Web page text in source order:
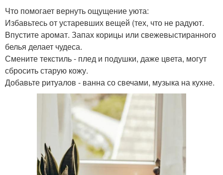
Что помогает вернуть ощущение уюта:
Избавьтесь от устаревших вещей (тех, что не радуют.
Впустите аромат. Запах корицы или свежевыстиранного
белья делает чудеса.
Смените текстиль - плед и подушки, даже цвета, могут
сбросить старую кожу.
Добавьте ритуалов - ванна со свечами, музыка на кухне.